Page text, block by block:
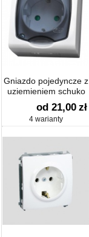
Gniazdo pojedyncze z
uziemieniem schuko
od 21,00 zł
4 warianty